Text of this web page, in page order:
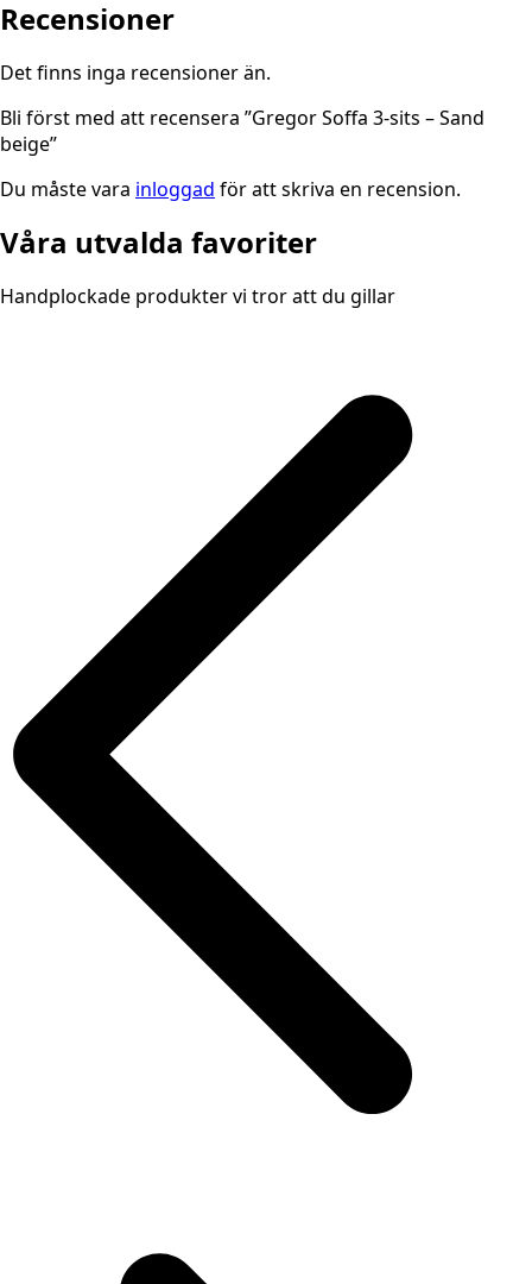
Recensioner
Det finns inga recensioner än.
Bli först med att recensera ”Gregor Soffa 3-sits – Sand
beige”
Du måste vara inloggad för att skriva en recension.
Våra utvalda favoriter
Handplockade produkter vi tror att du gillar